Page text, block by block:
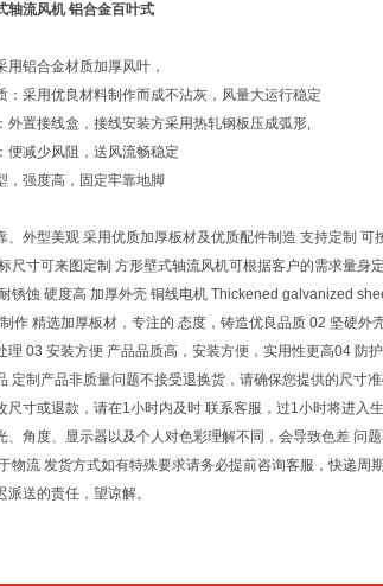
轴流风机 铝合金百叶式
用铝合金材质加厚风叶，
：采用优良材料制作而成不沾灰，风量大运行稳定
外置接线盒，接线安装方采用热轧钢板压成弧形,
便减少风阻，送风流畅稳定
，强度高，固定牢靠地脚
、外型美观 采用优质加厚板材及优质配件制造 支持定制
尺寸可来图定制 方形壁式轴流风机可根据客户的需求量身
锈蚀 硬度高 加厚外壳 铜线电机 Thickened galvanized
作 精选加厚板材，专注的 态度，铸造优良品质 02 坚硬
理 03 安装方便 产品品质高，安装方便，实用性更高04 防
定制产品非质量问题不接受退换货，请确保您提供的尺寸
尺寸或退款，请在1小时内及时 联系客服，过1小时将进入
、角度、显示器以及个人对色彩理解不同，会导致色差 问
物流 发货方式如有特殊要求请务必提前咨询客服，快递
派送的责任，望谅解。